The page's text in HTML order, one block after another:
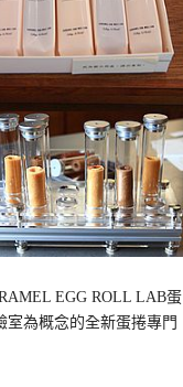
EGG ROLL LAB蛋
室為概念的全新蛋捲專門